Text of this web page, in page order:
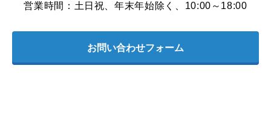
営業時間：土日祝、年末年始除く、10:00～18:00
お問い合わせフォーム